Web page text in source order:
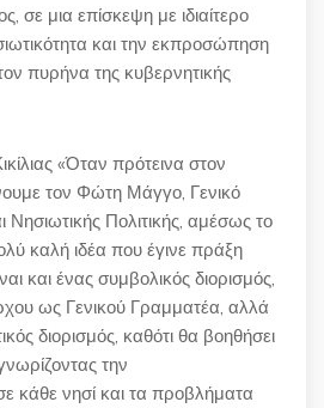
μια επίσκεψη με ιδιαίτερο
και την εκπροσώπηση
πυρήνα της κυβερνητικής
«Όταν πρότεινα στον
τον Φώτη Μάγγο, Γενικό
Νησιωτικής Πολιτικής, αμέσως το
καλή ιδέα που έγινε πράξη
και ένας συμβολικός διορισμός,
ως Γενικού Γραμματέα, αλλά
διορισμός, καθότι θα βοηθήσει
την
κάθε νησί και τα προβλήματα